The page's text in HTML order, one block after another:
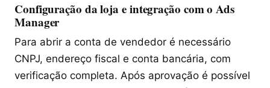
Configuração da loja e integração com o Ads
Manager
Para abrir a conta de vendedor é necessário
CNPJ, endereço fiscal e conta bancária, com
verificação completa. Após aprovação é possível